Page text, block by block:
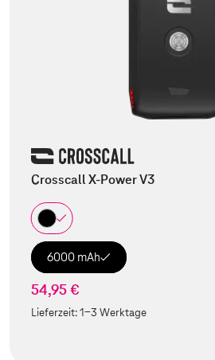
Crosscall X-Power V3
6000 mAh
54,95 €
Lieferzeit:1-3 Werktage